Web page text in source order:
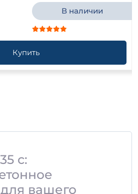
В наличии
Купить
с:
вашего